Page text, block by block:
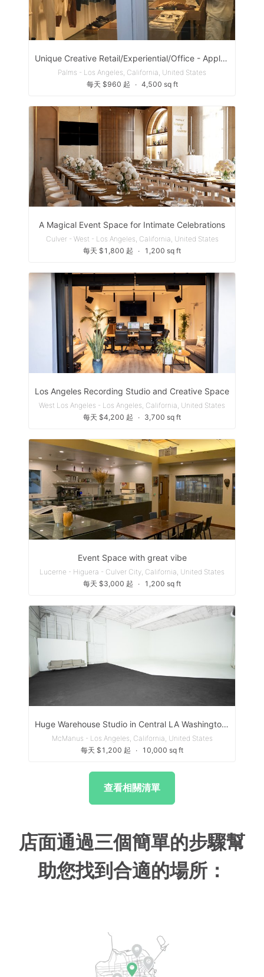
Unique Creative Retail/Experiential/Office - Apple LA headquarters
Palms - Los Angeles, California, United States
每天 $960 起
∙ 4,500 sq ft
A Magical Event Space for Intimate Celebrations
Culver - West - Los Angeles, California, United States
每天 $1,800 起
∙ 1,200 sq ft
Los Angeles Recording Studio and Creative Space
West Los Angeles - Los Angeles, California, United States
每天 $4,200 起
∙ 3,700 sq ft
Event Space with great vibe
Lucerne - Higuera - Culver City, California, United States
每天 $3,000 起
∙ 1,200 sq ft
Huge Warehouse Studio in Central LA Washington Blvd with Parking
McManus - Los Angeles, California, United States
每天 $1,200 起
∙ 10,000 sq ft
查看相關清單
店面通過三個簡單的步驟幫
助您找到合適的場所：